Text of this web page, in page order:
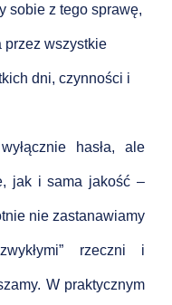
sobie z tego sprawę,
przez wszystkie
dni, czynności i
hasła, ale
jak i sama jakość –
nie zastanawiamy
rzeczni i
W praktycznym